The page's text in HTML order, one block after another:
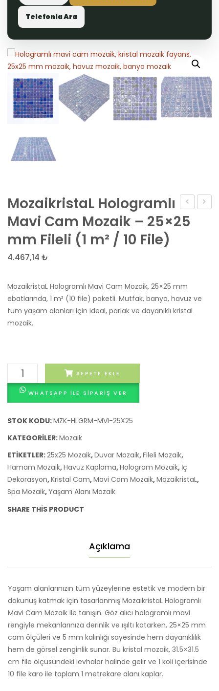
Telefonla Ara
Kendinden
Yapışkanlı
–
Siyah
Beyaz
MozaikristaL Hologramlı
Mavi Cam Mozaik – 25×25
mm Fileli (1 m² / 10 File)
4.467,14 ₺
MozaikristaL Hologramlı Mavi Cam Mozaik, 25×25 mm
ebatlarında, 1 m² (10 file) paketli. Mutfak, banyo, havuz ve
tüm yaşam alanları için ideal, parlak ve dayanıklı kristal
mozaik.
MozaikristaL
Hologramlı
Mavi
Mozaik
25x25
mm
Fileli
(1
m²
/
SEPETE EKLE
WHATSAPP ILE SIPARIŞ VER
STOK KODU:MZK-HLGRM-MVI-25X25
KATEGORILER:Mozaik
ETIKETLER:25x25 Mozaik,Duvar Mozaik,Fileli Mozaik,
Hamam Mozaik,Havuz Kaplama,Hologram Mozaik, İç
Dekorasyon,Kristal Cam,Mavi Cam Mozaik,MozaikristaL,
Spa Mozaik,Yaşam Alanı Mozaik
SHARE THIS PRODUCT
Açıklama
Yaşam alanlarınızın tüm yüzeylerine estetik ve modern bir
dokunuş katmak için tasarlanmış MozaikristaL Hologramlı
Mavi Cam Mozaik ile tanışın. Göz alıcı hologramlı mavi
rengiyle mekanlarınıza derinlik ve ışıltı katarken, 25×25 mm
cam ölçüleri ve 5 mm kalınlığı sayesinde hem dayanıklılık
hem de görsel zenginlik sunar. Bu kristal mozaik, 31.5×31.5
cm file ölçüsündeki levhalar halinde gelir ve 1 koli içerisinde
10 file karo ile toplam 1 metrekare alanı kaplar.